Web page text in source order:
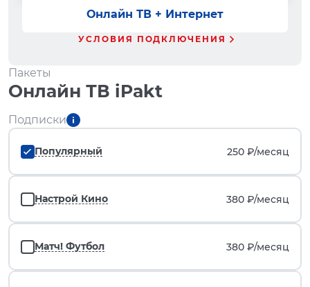
Онлайн ТВ + Интернет
УСЛОВИЯ ПОДКЛЮЧЕНИЯ
Пакеты
Онлайн ТВ iPakt
Подписки
Популярный 250 ₽/месяц
Настрой Кино 380 ₽/месяц
Матч! Футбол 380 ₽/месяц